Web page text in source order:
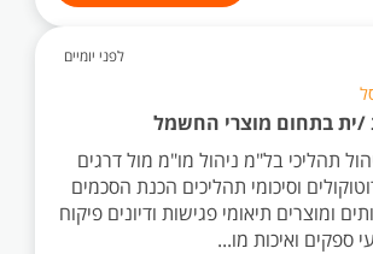
לפני יומיים
/ית בתחום מוצרי החשמל
תהליכי בל"מ ניהול מו"מ מול דרגים
וסיכומי תהליכים הכנת הסכמים
ומוצרים תיאומי פגישות ודיונים פיקוח
ספקים ואיכות מו...